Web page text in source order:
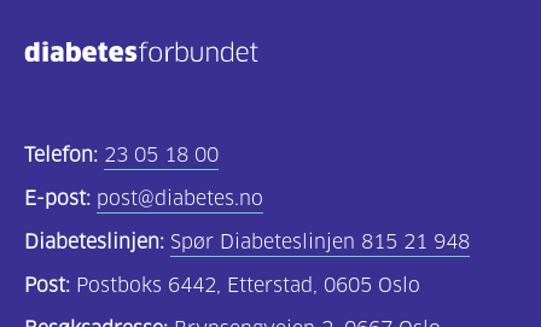
Telefon: 23 05 18 00
E-post: post@diabetes.no
Diabeteslinjen: Spør Diabeteslinjen 815 21 948
Post: Postboks 6442, Etterstad, 0605 Oslo